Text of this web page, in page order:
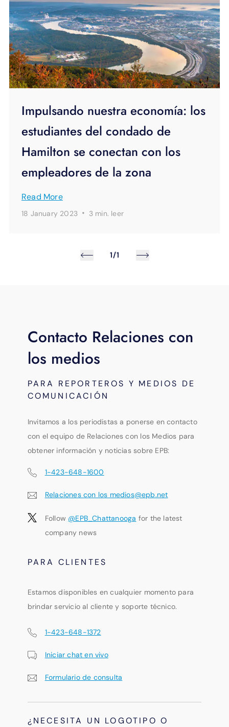
Impulsando nuestra economía: los
estudiantes del condado de
Hamilton se conectan con los
empleadores de la zona
Read More
18 January 2023 · 3 min. leer
1/1
Contacto Relaciones con
los medios
PARA REPORTEROS Y MEDIOS DE
COMUNICACIÓN
Invitamos a los periodistas a ponerse en contacto
con el equipo de Relaciones con los Medios para
obtener información y noticias sobre EPB:
1-423-648-1600
Relaciones con los medios@epb.net
Follow @EPB_Chattanooga for the latest
company news
PARA CLIENTES
Estamos disponibles en cualquier momento para
brindar servicio al cliente y soporte técnico.
1-423-648-1372
Iniciar chat en vivo
Formulario de consulta
¿NECESITA UN LOGOTIPO O